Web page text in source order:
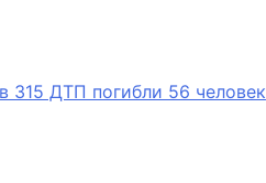
315 ДТП погибли 56 человек